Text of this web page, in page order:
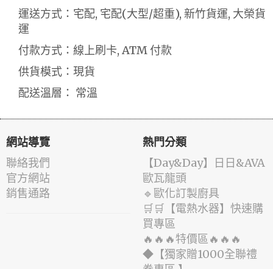
運送方式：宅配, 宅配(大型/超重), 新竹貨運, 大榮貨
運
付款方式：線上刷卡, ATM 付款
供貨模式：現貨
配送溫層： 常溫
網站導覽
聯絡我們
官方網站
銷售通路
熱門分類
️【Day&Day】️日日&AVA
歐瓦龍頭
🔹歐化訂製廚具
🛒🛒【電熱水器】快速購
買專區
🔥🔥🔥特價區🔥🔥🔥
◆【獨家贈1000全聯禮